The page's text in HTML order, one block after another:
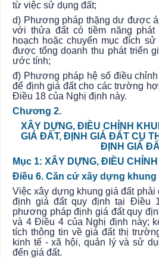
từ việc sử dụng đất;
d) Phương pháp thặng dư được
với thửa đất có tiềm năng
hoạch hoặc chuyển mục đích
được tổng doanh thu phát triển
ước tính;
đ) Phương pháp hệ số điều
để định giá đất cho các trường
Điều 18 của Nghị định này.
Chương 2.
XÂY DỰNG, ĐIỀU CHỈNH
GIÁ ĐẤT, ĐỊNH GIÁ ĐẤT CỤ
ĐỊNH GIÁ
Mục 1: XÂY DỰNG, ĐIỀU
Điều 6. Căn cứ xây dựng khung
Việc xây dựng khung giá đất phải
định giá đấtquy định tại Điều
phương pháp định giá đất quy
và 4 Điều 4 của Nghị định này;
tích thông tin về giá đất thị
kinh tế - xã hội, quản lý và sử
đến giá đất.